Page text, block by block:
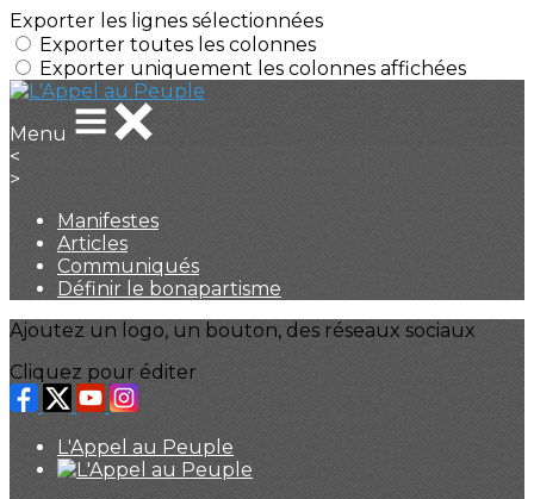
Exporter les lignes sélectionnées
Exporter toutes les colonnes
Exporter uniquement les colonnes affichées
Menu
<
>
Manifestes
Articles
Communiqués
Définir le bonapartisme
Ajoutez un logo, un bouton, des réseaux sociaux
Cliquez pour éditer
L'Appel au Peuple